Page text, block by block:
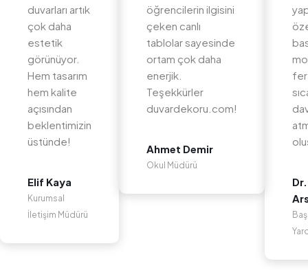
duvarları artık
çok daha
estetik
görünüyor.
Hem tasarım
hem kalite
açısından
beklentimizin
üstünde!
Elif Kaya
Kurumsal
İletişim Müdürü
öğrencilerin ilgisini
çeken canlı
tablolar sayesinde
ortam çok daha
enerjik.
Teşekkürler
duvardekoru.com!
Ahmet Demir
Okul Müdürü